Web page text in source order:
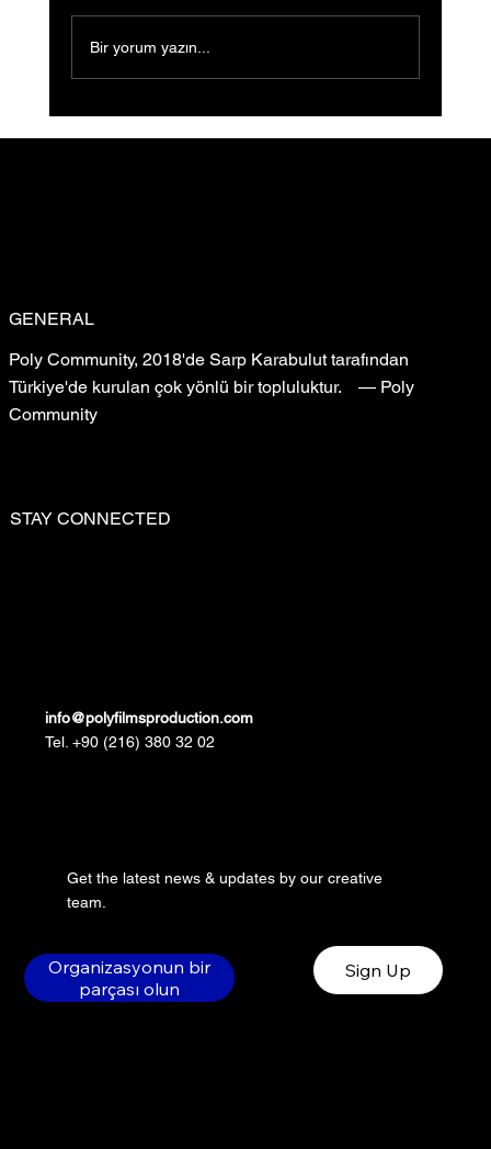
Bir yorum yazın...
GENERAL
Poly Community, 2018'de Sarp Karabulut tarafından
Türkiye'de kurulan çok yönlü bir topluluktur. — Poly
Community
STAY CONNECTED
Get the latest news & updates by our creative
team.
Organizasyonun bir
parçası olun
Sign Up
info@polyfilmsproduction.com
Tel. +90 (216) 380 32 02